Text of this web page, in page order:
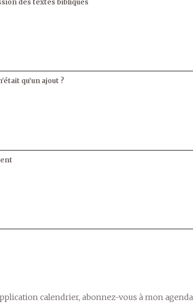
des textes bibliques
qu’un ajout ?
calendrier, abonnez-vous à mon agenda